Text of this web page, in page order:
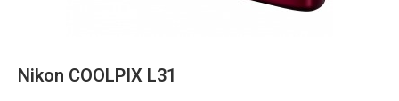
Nikon COOLPIX L31